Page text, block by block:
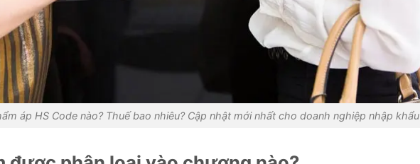
áp HS Code nào? Thuế bao nhiêu? Cập nhật mới nhất cho doanh nghiệp nhập khẩu